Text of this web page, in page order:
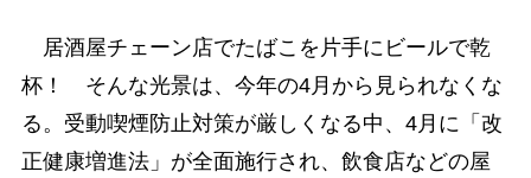
居酒屋チェーン店でたばこを片手にビールで乾
杯！ そんな光景は、今年の4月から見られなくな
る。受動喫煙防止対策が厳しくなる中、4月に「改
正健康増進法」が全面施行され、飲食店などの屋